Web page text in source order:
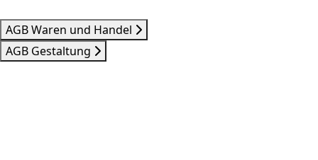
AGB Waren und Handel
AGB Gestaltung